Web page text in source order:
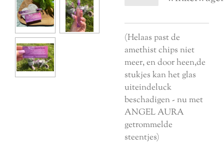
(Helaas past de
amethist chips niet
meer, en door heen,de
stukjes kan het glas
uiteindeluck
beschadigen - nu met
ANGEL AURA
getrommelde
steentjes)